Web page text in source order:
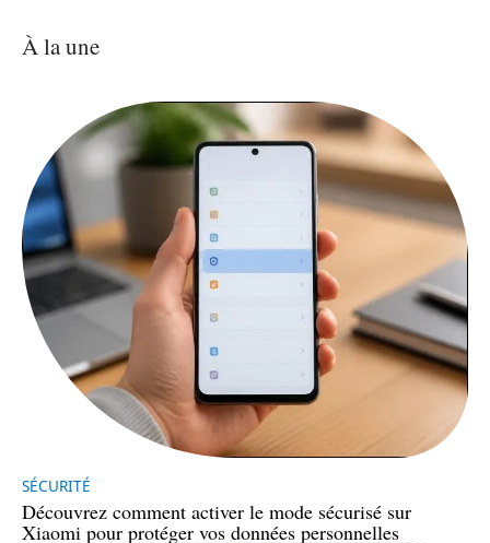
À la une
SÉCURITÉ
Découvrez comment activer le mode sécurisé sur
Xiaomi pour protéger vos données personnelles